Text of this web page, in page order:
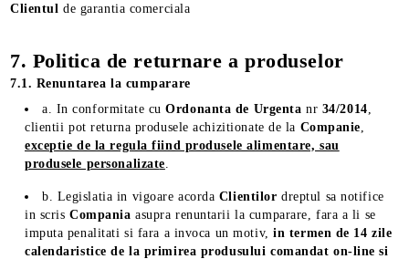
Clientulde garantia comerciala
7. Politica de returnare a produselor
7.1. Renuntarea la cumparare
a. In conformitate cuOrdonanta de Urgentanr 34/2014,
clientii pot returna produsele achizitionate de la Companie,
exceptie de la regula fiind produsele alimentare, sau
produsele personalizate.
b. Legislatia in vigoare acorda Clientilordreptul sa notifice
in scrisCompaniaasupra renuntarii la cumparare, fara a li se
imputa penalitati si fara a invoca un motiv,in termen de 14 zile
calendaristice de la primirea produsului comandat on-line si